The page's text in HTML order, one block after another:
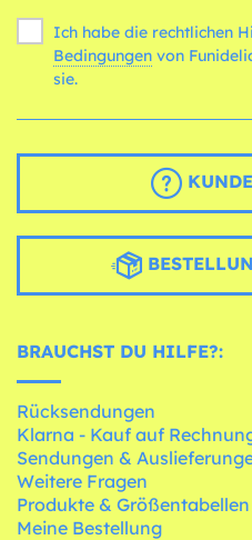
Ich habe die rechtlichen
Bedingungen
sie.
BRAUCHST DU HILFE?:
Rücksendungen
Klarna - Kauf auf
Sendungen &
Weitere Fragen
Produkte & Größentabellen
Meine Bestellung